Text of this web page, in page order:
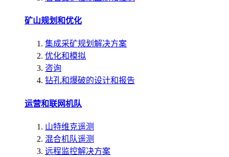
矿山规划和优化
集成采矿规划解决方案
优化和模拟
咨询
钻孔和爆破的设计和报告
运营和联网机队
山特维克遥测
混合机队遥测
远程监控解决方案